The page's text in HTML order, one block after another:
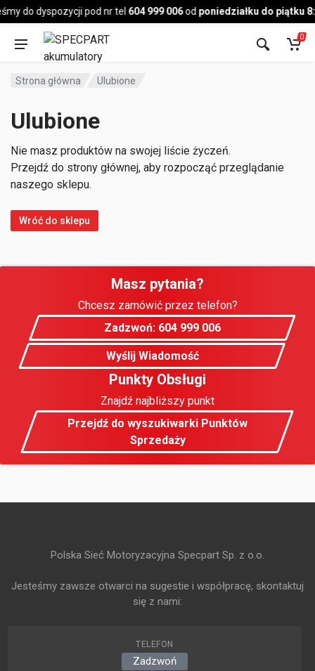
do dyspozycji pod nr tel 604 999 006od poniedziałku do piątku
Pojazd
0
Strona główna Ulubione
Ulubione
Nie masz produktów na swojej liście życzeń.
Przejdź do strony głównej, aby rozpocząć przeglądanie
naszego sklepu.
Wróć do sklepu
Masz pytania?
Chcesz zamówić przez telefon?
Zadzwoń: 604 999 006
Wyślij Wiadomość
Punkty Obsługi
Znajdź najbliższy punkt
Przejdź do wyszukiwarki Punktów
Sprzedaży
Polska Sieć Motoryzacyjna Specpart Sp. z o.o.
Jesteśmy zawsze otwarci na sugestie i współpracę, skontaktuj
się z nami:
TELEFON
Zadzwoń